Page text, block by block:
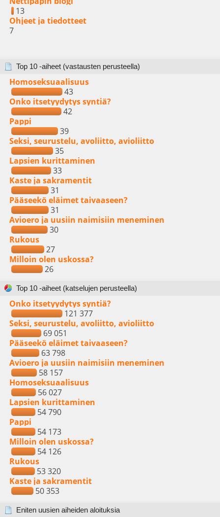
13
Ohjeet ja tiedotteet
7
Top 10 -aiheet (vastausten perusteella)
Homoseksuaalisuus
43
Onko itsetyydytys syntiä?
42
Pappi
39
Seksi, seurustelu, avoliitto, avioliitto
35
Lapsien kurittaminen
33
Kaste ja sakramentit
31
Pääseekö eläimet taivaaseen?
31
Avioero ja uusiin naimisiin meneminen
30
Rukous
27
Milloin olen uskossa?
26
Top 10 -aiheet (katselujen perusteella)
Onko itsetyydytys syntiä?
121 377
Seksi, seurustelu, avoliitto, avioliitto
69 051
Pääseekö eläimet taivaaseen?
63 798
Avioero ja uusiin naimisiin meneminen
58 157
Homoseksuaalisuus
56 027
Lapsien kurittaminen
54 790
Pappi
54 173
Milloin olen uskossa?
54 126
Rukous
53 320
Kaste ja sakramentit
50 353
Eniten uusien aiheiden aloituksia